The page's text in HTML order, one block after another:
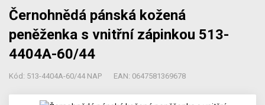
Černohnědá pánská kožená
peněženka s vnitřní zápinkou 513-
4404A-60/44
Kód: 513-4404A-60/44 NAP EAN: 0647581369678